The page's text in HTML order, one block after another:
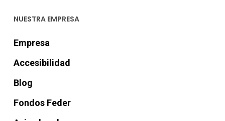
NUESTRA EMPRESA
Empresa
Accesibilidad
Blog
Fondos Feder